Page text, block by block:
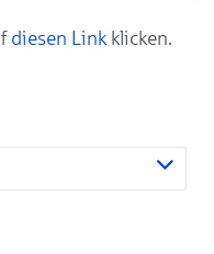
diesen Linkklicken.